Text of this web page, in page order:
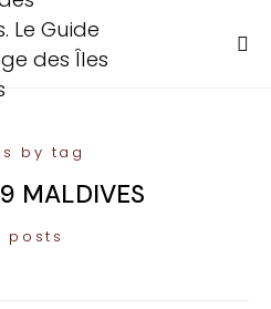
by tag
MALDIVES
posts